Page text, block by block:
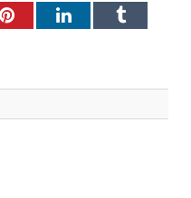
PinterestLinkedInTumblr